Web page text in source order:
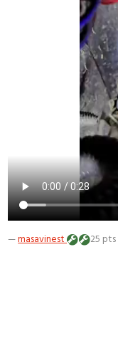
—masavinest 25 pts